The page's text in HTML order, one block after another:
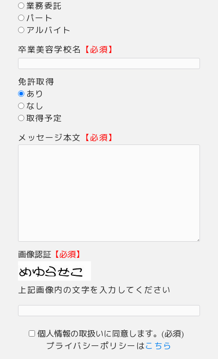
業務委託
パート
アルバイト
卒業美容学校名
【必須】
免許取得
あり
なし
取得予定
メッセージ本文
【必須】
画像認証 【必須】
上記画像内の文字を入力してください
個人情報の取扱いに同意します。(必須)
プライバシーポリシーは こちら